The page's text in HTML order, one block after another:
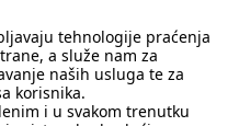
Novo
Koji mi parfem
odgovara?